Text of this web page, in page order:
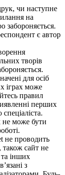
чи наступне
на
забороняється.
є автор
творів
для осіб
іграх може
правил
перших
не може бути
не проводить
також сайт не
інших
з